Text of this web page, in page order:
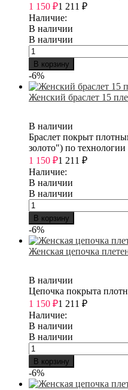
1 150 ₽1 211 ₽
Наличие:
В наличии
В наличии
В корзину
-6%
Женский браслет 15
В наличии
Браслет покрыт
золото") по
1 150 ₽1 211 ₽
Наличие:
В наличии
В наличии
В корзину
-6%
Женская цепочка
В наличии
Цепочка покрыта
1 150 ₽1 211 ₽
Наличие:
В наличии
В наличии
В корзину
-6%